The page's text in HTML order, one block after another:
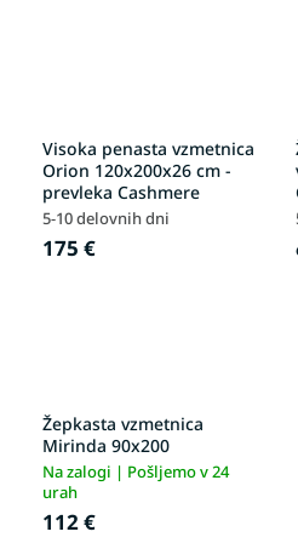
Visoka penasta vzmetnica
Orion 120x200x26 cm -
prevleka Cashmere
5-10 delovnih dni
175 €
Žepkasta vzmetnica
Mirinda 90x200
Na zalogi | Pošljemo v 24
urah
112 €